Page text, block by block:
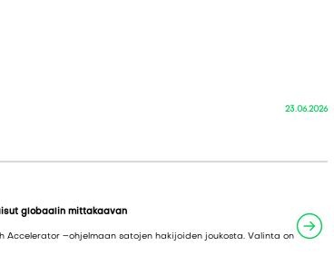
23.06.2026
globaalin mittakaavan
Accelerator –ohjelmaan satojen hakijoiden joukosta. Valinta on